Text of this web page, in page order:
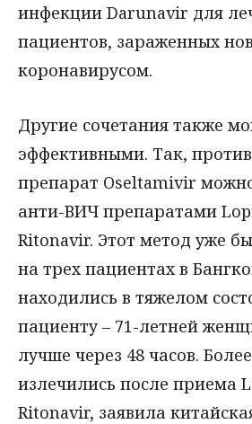
инфекции Darunavir для
пациентов, зараженных
коронавирусом.
Другие сочетания также
эффективными. Так,
препарат Oseltamivir
анти-ВИЧ препаратами
Ritonavir. Этот метод уже
на трех пациентах в
находились в тяжелом
пациенту – 71-летней
лучше через 48 часов.
излечились после приема
Ritonavir, заявила